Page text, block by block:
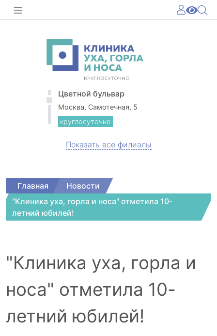
Цветной бульвар
Москва, Самотечная, 5
круглосуточно
Показать все филиалы
Главная
Новости
"Клиника уха, горла и носа" отметила 10-
летний юбилей!
"Клиника уха, горла и
носа" отметила 10-
летний юбилей!